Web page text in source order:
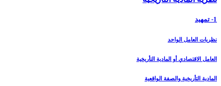
1- تمهيد
نظريات العامل الواحد
العامل الاقتصادي أو المادية التأريخية
المادية التأريخية والصفة الواقعية